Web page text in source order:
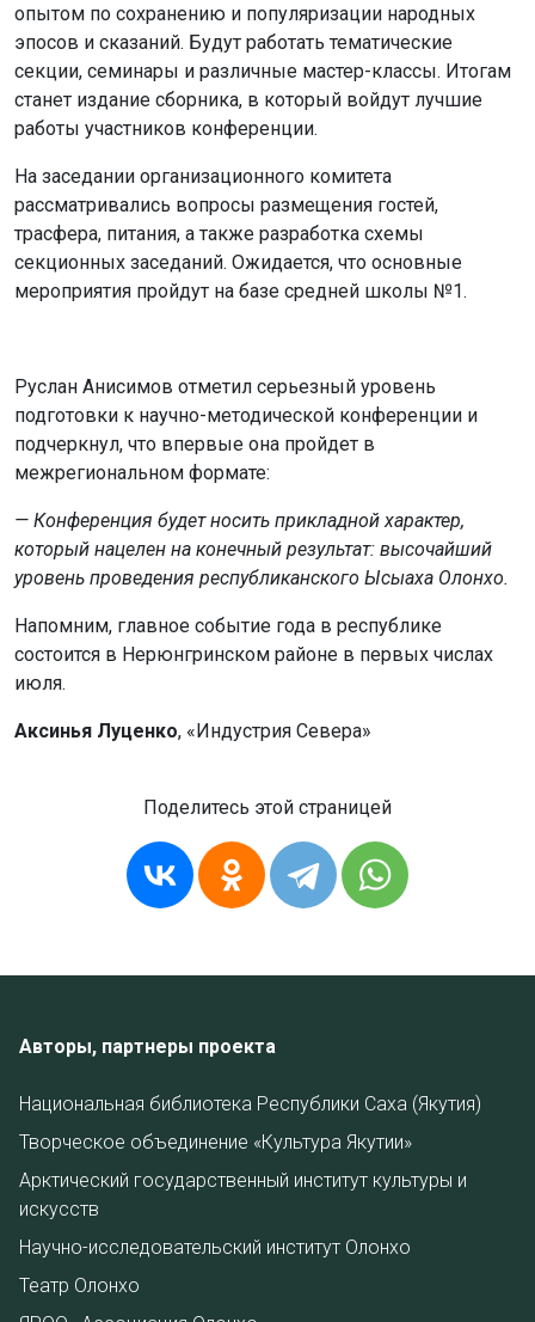
опытом по сохранению и популяризации народных
эпосов и сказаний. Будут работать тематические
секции, семинары и различные мастер-классы. Итогам
станет издание сборника, в который войдут лучшие
работы участников конференции.
На заседании организационного комитета
рассматривались вопросы размещения гостей,
трасфера, питания, а также разработка схемы
секционных заседаний. Ожидается, что основные
мероприятия пройдут на базе средней школы №1.
Руслан Анисимов отметил серьезный уровень
подготовки к научно-методической конференции и
подчеркнул, что впервые она пройдет в
межрегиональном формате:
— Конференция будет носить прикладной характер,
который нацелен на конечный результат: высочайший
уровень проведения республиканского Ысыаха Олонхо.
Напомним, главное событие года в республике
состоится в Нерюнгринском районе в первых числах
июля.
Аксинья Луценко, «Индустрия Севера»
Поделитесь этой страницей
Авторы, партнеры проекта
Национальная библиотека Республики Саха (Якутия)
Творческое объединение «Культура Якутии»
Арктический государственный институт культуры и
искусств
Научно-исследовательский институт Олонхо
Театр Олонхо